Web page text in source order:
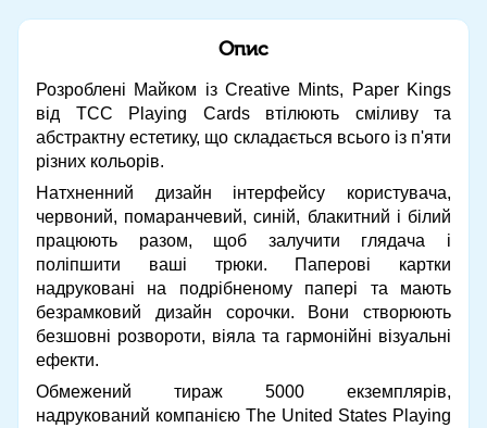
Опис
Розроблені Майком із Creative Mints, Paper Kings
від TCC Playing Cards втілюють сміливу та
абстрактну естетику, що складається всього із п'яти
різних кольорів.
Натхненний дизайн інтерфейсу користувача,
червоний, помаранчевий, синій, блакитний і білий
працюють разом, щоб залучити глядача і
поліпшити ваші трюки. Паперові картки
надруковані на подрібненому папері та мають
безрамковий дизайн сорочки. Вони створюють
безшовні розвороти, віяла та гармонійні візуальні
ефекти.
Обмежений тираж 5000 екземплярів,
надрукований компанією The United States Playing